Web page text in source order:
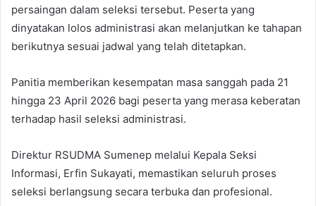
persaingan dalam seleksi tersebut. Peserta yang
dinyatakan lolos administrasi akan melanjutkan ke tahapan
berikutnya sesuai jadwal yang telah ditetapkan.
Panitia memberikan kesempatan masa sanggah pada 21
hingga 23 April 2026 bagi peserta yang merasa keberatan
terhadap hasil seleksi administrasi.
Direktur RSUDMA Sumenep melalui Kepala Seksi
Informasi, Erfin Sukayati, memastikan seluruh proses
seleksi berlangsung secara terbuka dan profesional.